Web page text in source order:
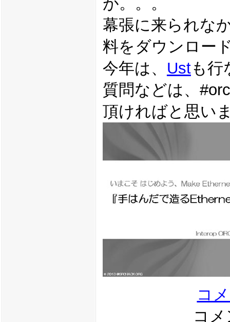
幕張に来られな
料をダウンロー
今年は、 Ustも行
質問などは、
頂ければと思い
コ
コ